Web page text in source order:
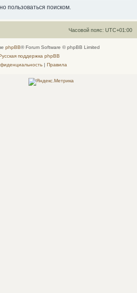
пользоваться поиском.
Часовой пояс: UTC+01:00
phpBB® Forum Software © phpBB Limited
поддержка phpBB
| Правила